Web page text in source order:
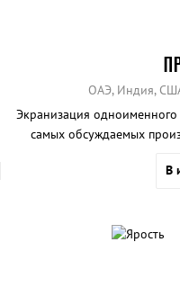
ОАЭ, Индия,
Экранизация
самых обсуждаемых
В